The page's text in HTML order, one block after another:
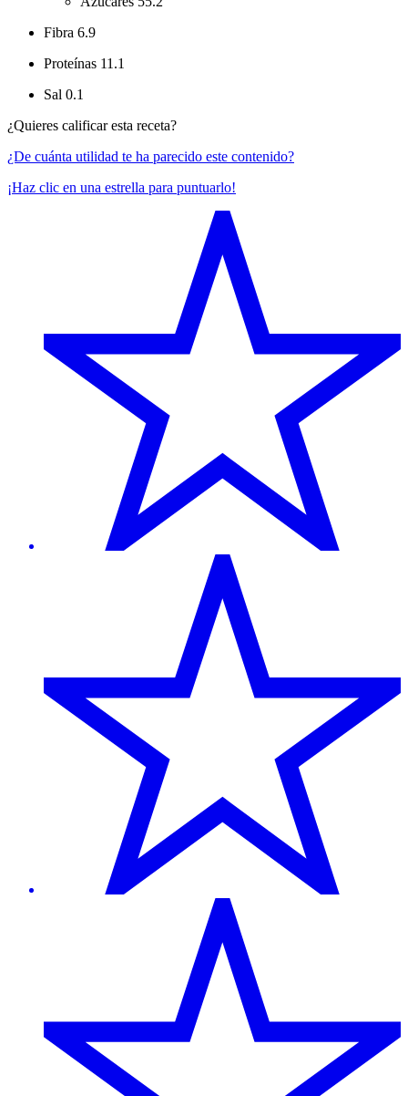
Fibra 6.9
Proteínas 11.1
Sal 0.1
¿Quieres calificar esta receta?
¿De cuánta utilidad te ha parecido este contenido?
¡Haz clic en una estrella para puntuarlo!